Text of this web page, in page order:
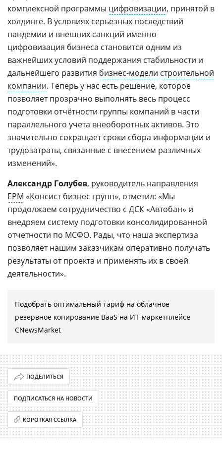
комплексной программы цифровизации, принятой в
холдинге. В условиях серьезных последствий
пандемии и внешних санкций именно
цифровизация бизнеса становится одним из
важнейших условий поддержания стабильности и
дальнейшего развития бизнес-модели строительной
компании. Теперь у нас есть решение, которое
позволяет прозрачно выполнять весь процесс
подготовки отчётности группы компаний в части
параллельного учета внеоборотных активов. Это
значительно сокращает сроки сбора информации и
трудозатраты, связанные с внесением различных
изменений».
Александр Голубев, руководитель направления
EPM «Консист бизнес групп», отметил: «Мы
продолжаем сотрудничество с ДСК «Автобан» и
внедряем систему подготовки консолидированной
отчетности по МСФО. Рады, что наша экспертиза
позволяет нашим заказчикам оперативно получать
результаты от проекта и применять их в своей
деятельности».
Подобрать оптимальный тариф на облачное
резервное копирование BaaS на ИТ-маркетплейсе
CNewsMarket
ПОДЕЛИТЬСЯ
ПОДПИСАТЬСЯ НА НОВОСТИ
КОРОТКАЯ ССЫЛКА